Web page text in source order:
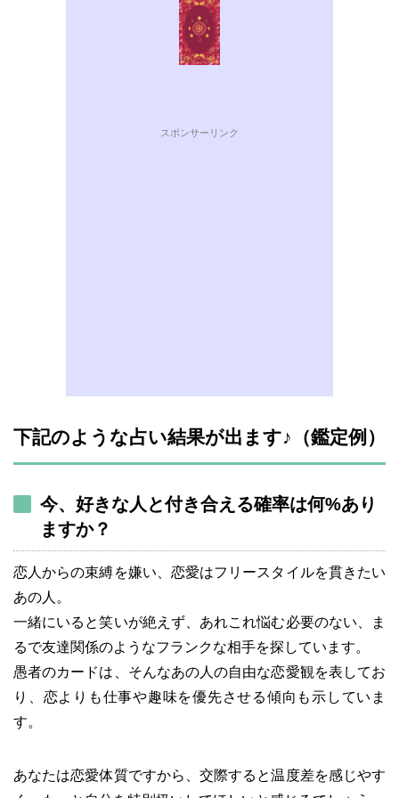
スポンサーリンク
下記のような占い結果が出ます♪（鑑定例）
今、好きな人と付き合える確率は何%あり
ますか？
恋人からの束縛を嫌い、恋愛はフリースタイルを貫きたい
あの人。
一緒にいると笑いが絶えず、あれこれ悩む必要のない、ま
るで友達関係のようなフランクな相手を探しています。
愚者のカードは、そんなあの人の自由な恋愛観を表してお
り、恋よりも仕事や趣味を優先させる傾向も示していま
す。
あなたは恋愛体質ですから、交際すると温度差を感じやす